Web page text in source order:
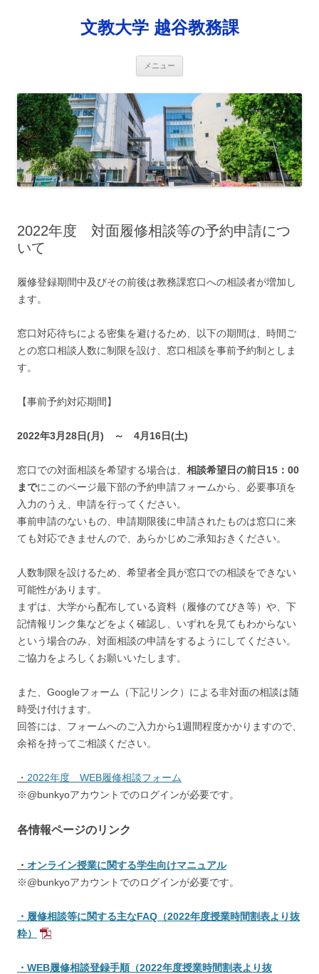
プ
文教大学 越谷教務課
メニュー
2022年度 対面履修相談等の予約申請につ
いて
履修登録期間中及びその前後は教務課窓口への相談者が増加し
ます。
窓口対応待ちによる密集を避けるため、以下の期間は、時間ご
との窓口相談人数に制限を設け、窓口相談を事前予約制としま
す。
【事前予約対応期間】
2022年3月28日(月) ～ 4月16日(土)
窓口での対面相談を希望する場合は、 相談希望日の前日15：00
までにこのページ最下部の予約申請フォームから、必要事項を
入力のうえ、申請を行ってください。
事前申請のないもの、申請期限後に申請されたものは窓口に来
ても対応できませんので、あらかじめご承知おきください。
人数制限を設けるため、希望者全員が窓口での相談をできない
可能性があります。
まずは、大学から配布している資料（履修のてびき等）や、下
記情報リンク集などをよく確認し、いずれを見てもわからない
という場合のみ、対面相談の申請をするようにしてください。
ご協力をよろしくお願いいたします。
また、Googleフォーム（下記リンク）による非対面の相談は随
時受け付けます。
回答には、フォームへのご入力から1週間程度かかりますので、
余裕を持ってご相談ください。
・ 2022年度 WEB履修相談フォーム
※@bunkyoアカウントでのログインが必要です。
各情報ページのリンク
・ オンライン授業に関する学生向けマニュアル
※@bunkyoアカウントでのログインが必要です。
・履修相談等に関する主なFAQ（2022年度授業時間割表より抜
粋）
・WEB履修相談登録手順（2022年度授業時間割表より抜